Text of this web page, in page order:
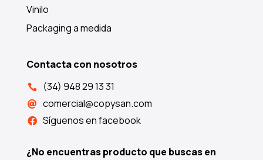
Vinilo
Packaging a medida
Contacta con nosotros
 (34) 948 29 13 31
 comercial@copysan.com
 Síguenos en facebook
¿No encuentras producto que buscas en